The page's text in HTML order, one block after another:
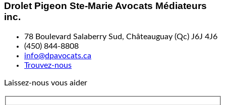
Drolet Pigeon Ste-Marie Avocats Médiateurs
inc.
78 Boulevard Salaberry Sud, Châteauguay (Qc) J6J 4J6
(450) 844-8808
info@dpavocats.ca
Trouvez-nous
Laissez-nous vous aider